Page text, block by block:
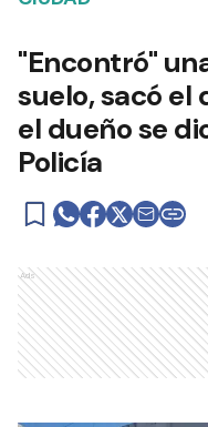
"Encontró"
suelo, sacó el
el dueño se
Policía
Ads